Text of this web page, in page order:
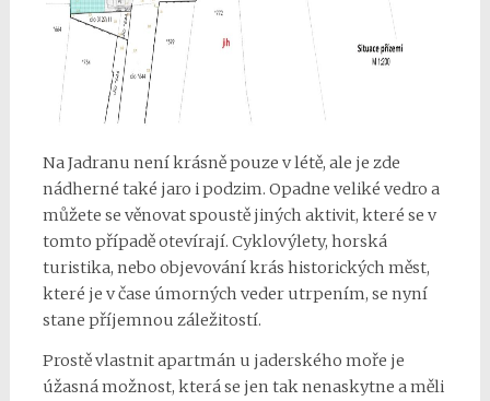
Na Jadranu není krásně pouze v létě, ale je zde
nádherné také jaro i podzim. Opadne veliké vedro a
můžete se věnovat spoustě jiných aktivit, které se v
tomto případě otevírají. Cyklovýlety, horská
turistika, nebo objevování krás historických měst,
které je v čase úmorných veder utrpením, se nyní
stane příjemnou záležitostí.
Prostě vlastnit apartmán u jaderského moře je
úžasná možnost, která se jen tak nenaskytne a měli